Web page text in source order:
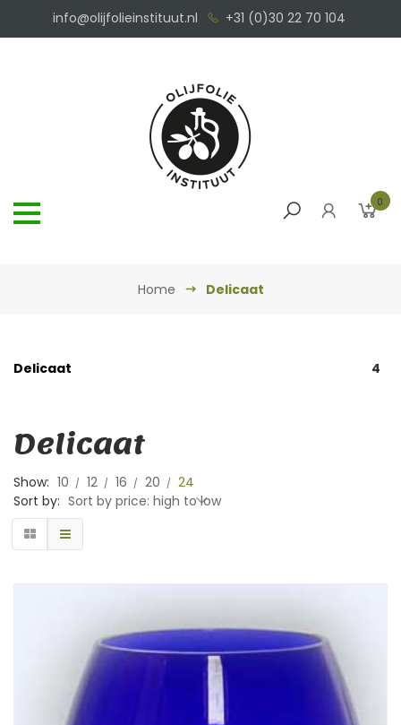
info@olijfolieinstituut.nl +31 (0)30 22 70 104
0
Home Delicaat
Delicaat 4
Delicaat
Show: 10 12 16 20
24
Sort by: Sort by price: high to low